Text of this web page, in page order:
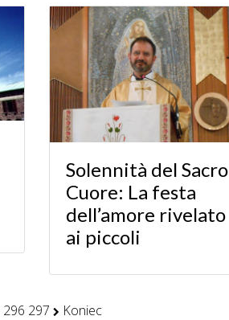
Solennità del Sacro
Cuore: La festa
dell’amore rivelato
ai piccoli
296 297 Koniec